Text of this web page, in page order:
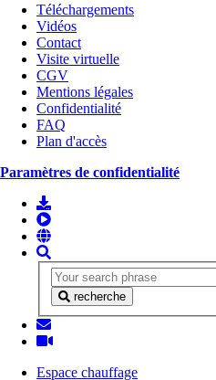
Téléchargements
Vidéos
Contact
Visite virtuelle
CGV
Mentions légales
Confidentialité
FAQ
Plan d'accès
Paramètres de confidentialité
recherche
Espace chauffage